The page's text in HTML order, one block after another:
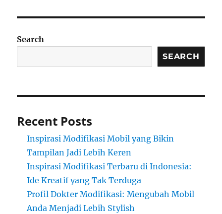
Search
SEARCH
Recent Posts
Inspirasi Modifikasi Mobil yang Bikin
Tampilan Jadi Lebih Keren
Inspirasi Modifikasi Terbaru di Indonesia:
Ide Kreatif yang Tak Terduga
Profil Dokter Modifikasi: Mengubah Mobil
Anda Menjadi Lebih Stylish